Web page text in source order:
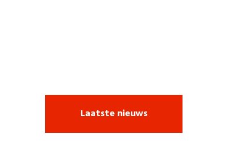
Laatste nieuws